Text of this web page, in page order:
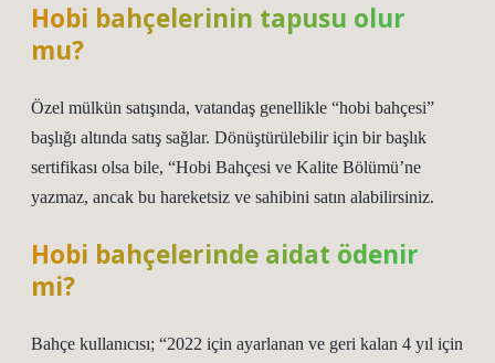
Hobi bahçelerinin tapusu olur
mu?
Özel mülkün satışında, vatandaş genellikle “hobi bahçesi”
başlığı altında satış sağlar. Dönüştürülebilir için bir başlık
sertifikası olsa bile, “Hobi Bahçesi ve Kalite Bölümü’ne
yazmaz, ancak bu hareketsiz ve sahibini satın alabilirsiniz.
Hobi bahçelerinde aidat ödenir
mi?
Bahçe kullanıcısı; “2022 için ayarlanan ve geri kalan 4 yıl için